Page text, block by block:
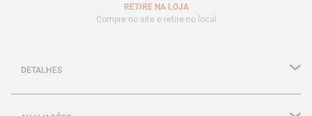
RETIRE NA LOJA
Compre no site e retire no local
DETALHES